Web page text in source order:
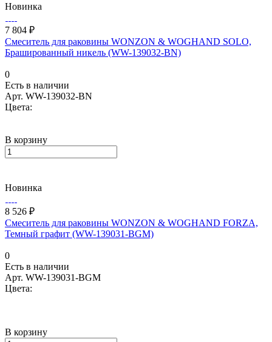
Новинка
7 804 ₽
Смеситель для раковины WONZON & WOGHAND SOLO,
Брашированный никель (WW-139032-BN)
0
Есть в наличии
Арт. WW-139032-BN
Цвета:
В корзину
Новинка
8 526 ₽
Смеситель для раковины WONZON & WOGHAND FORZA,
Темный графит (WW-139031-BGM)
0
Есть в наличии
Арт. WW-139031-BGM
Цвета:
В корзину